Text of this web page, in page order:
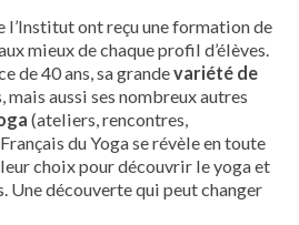
l’Institut ont reçu une formation de
mieux de chaque profil d’élèves.
de 40 ans, sa grandevariété de
mais aussi ses nombreux autres
(ateliers, rencontres,
du Yoga se révèle en toute
choix pour découvrir le yoga et
Une découverte qui peut changer